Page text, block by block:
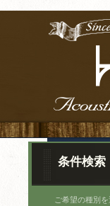
条件検索
ご希望の種別